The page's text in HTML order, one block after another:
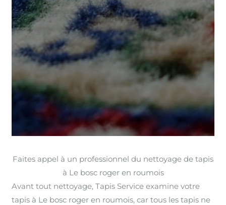
Faites appel à un professionnel du nettoyage de tapis
à Le bosc roger en roumois
Avant tout nettoyage, Tapis Service examine votre
tapis à Le bosc roger en roumois, car tous les tapis ne